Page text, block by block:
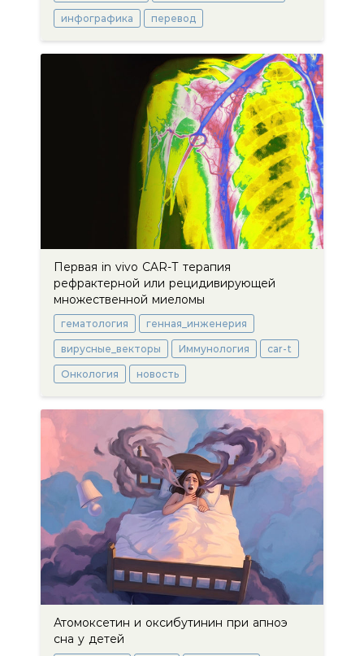
инфографика перевод
Первая in vivo CAR-Т терапия
рефрактерной или рецидивирующей
множественной миеломы
гематология генная_инженерия
вирусные_векторы Иммунология car-t
Онкология новость
Атомоксетин и оксибутинин при апноэ
сна у детей